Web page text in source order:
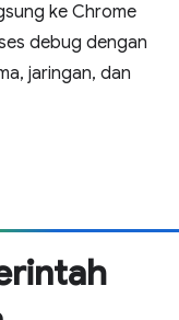
ke Chrome
debug dengan
jaringan, dan